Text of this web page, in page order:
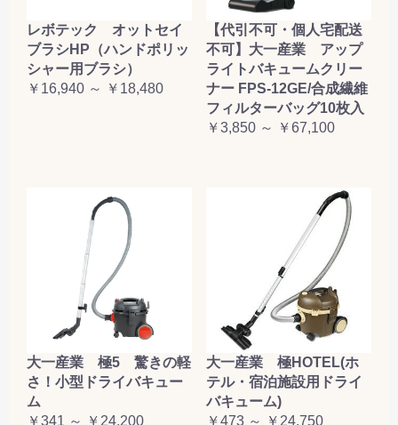
レボテック オットセイ
ブラシHP（ハンドポリッ
シャー用ブラシ）
￥16,940 ～ ￥18,480
【代引不可・個人宅配送
不可】大一産業 アップ
ライトバキュームクリー
ナー FPS-12GE/合成繊維
フィルターバッグ10枚入
￥3,850 ～ ￥67,100
大一産業 極5 驚きの軽
さ！小型ドライバキュー
ム
￥341 ～ ￥24,200
大一産業 極HOTEL(ホ
テル・宿泊施設用ドライ
バキューム)
￥473 ～ ￥24,750